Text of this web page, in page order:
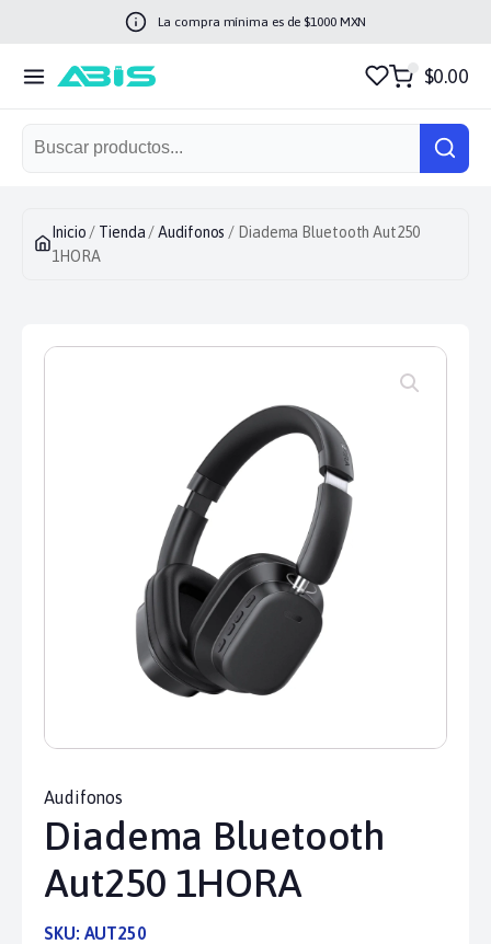
La compra mínima es de $1000MXN
$0.00
Inicio / Tienda /Audifonos / Diadema Bluetooth Aut250
1HORA
Audifonos
Diadema Bluetooth
Aut250 1HORA
SKU: AUT250